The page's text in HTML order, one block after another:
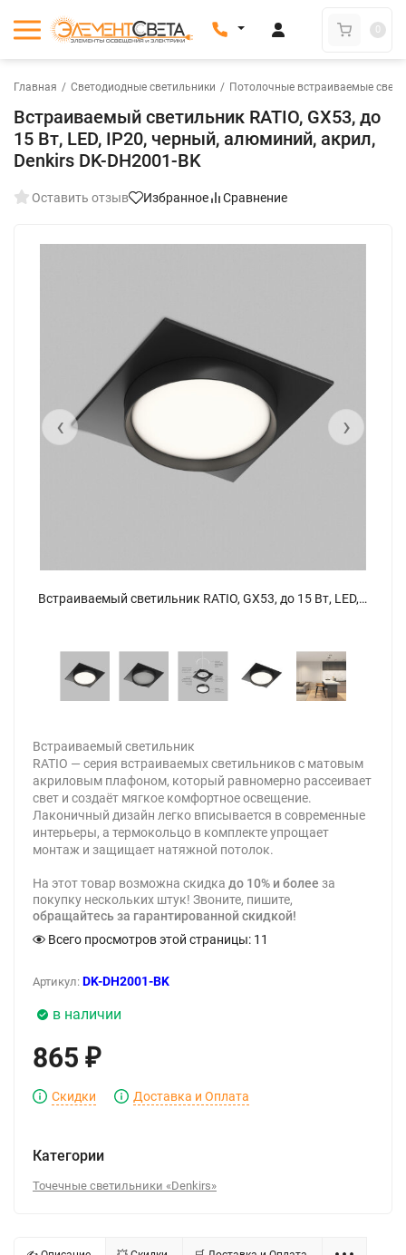
0
Главная / Светодиодные светильники / Потолочные встраиваемые
Встраиваемый светильник RATIO, GX53, до
15 Вт, LED, IP20, черный, алюминий, акрил,
Denkirs DK-DH2001-BK
Оставить отзыв Избранное Сравнение
Встраиваемый светильник RATIO, GX53, до 15 Вт, LED, IP20, черный, алюминий, акрил.
‹ ›
Встраиваемый светильник
RATIO — серия встраиваемых светильников с матовым
акриловым плафоном, который равномерно рассеивает
свет и создаёт мягкое комфортное освещение.
Лаконичный дизайн легко вписывается в современные
интерьеры, а термокольцо в комплекте упрощает
монтаж и защищает натяжной потолок.
На этот товар возможна скидка до 10% и более за
покупку нескольких штук! Звоните, пишите,
обращайтесь за гарантированной скидкой!
Всего просмотров этой страницы: 11
Артикул: DK-DH2001-BK
в наличии
865 ₽
Скидки Доставка и Оплата
Категории
Точечные светильники «Denkirs»